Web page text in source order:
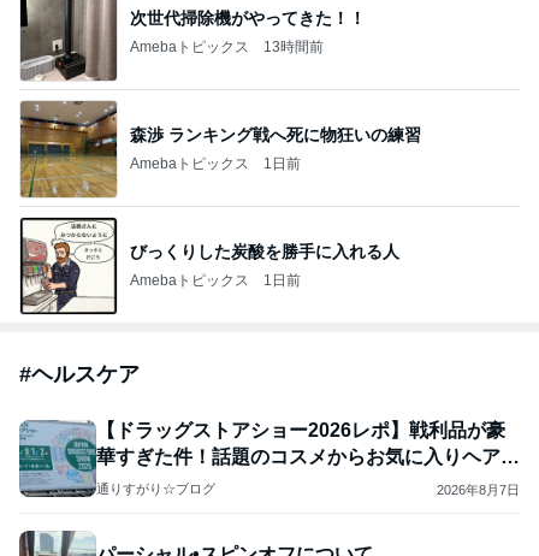
次世代掃除機がやってきた！！
Amebaトピックス 13時間前
森渉 ランキング戦へ死に物狂いの練習
Amebaトピックス 1日前
びっくりした炭酸を勝手に入れる人
Amebaトピックス 1日前
#ヘルスケア
【ドラッグストアショー2026レポ】戦利品が豪
華すぎた件！話題のコスメからお気に入りヘアケ
アまで
通りすがり☆ブログ 2026年8月7日